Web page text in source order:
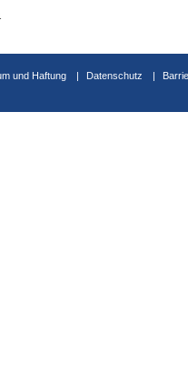
und Haftung Datenschutz